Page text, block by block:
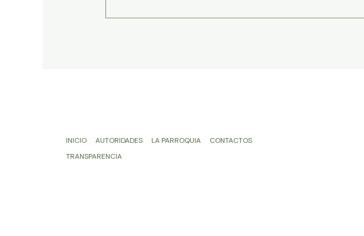
INICIO AUTORIDADES LA PARROQUIA
CONTACTOS
TRANSPARENCIA